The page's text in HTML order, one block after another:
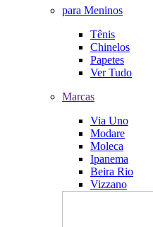
para Meninos
Tênis
Chinelos
Papetes
Ver Tudo
Marcas
Via Uno
Modare
Moleca
Ipanema
Beira Rio
Vizzano